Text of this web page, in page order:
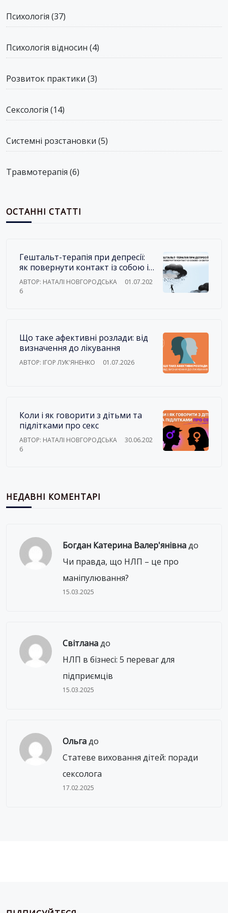
Психологія (37)
Психологія відносин (4)
Розвиток практики (3)
Сексологія (14)
Системні розстановки (5)
Травмотерапія (6)
ОСТАННІ СТАТТІ
Гештальт-терапія при депресії:
як повернути контакт із собою і
зі світом
АВТОР: НАТАЛІ НОВГОРОДСЬКА
01.07.202
6
Що таке афективні розлади: від
визначення до лікування
АВТОР: ІГОР ЛУК'ЯНЕНКО 01.07.2026
Коли і як говорити з дітьми та
підлітками про секс
АВТОР: НАТАЛІ НОВГОРОДСЬКА
30.06.202
6
НЕДАВНІ КОМЕНТАРІ
Богдан Катерина Валер'янівнадо
Чи правда, що НЛП – це про
маніпулювання?
15.03.2025
Світланадо
НЛП в бізнесі: 5 переваг для
підприємців
15.03.2025
Ольгадо
Статеве виховання дітей: поради
сексолога
17.02.2025